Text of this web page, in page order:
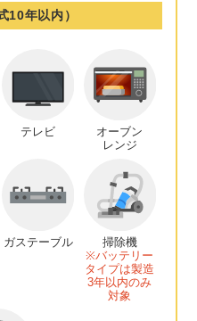
10年以内）
テレビ
オーブン
レンジ
ガステーブル
掃除機
※バッテリー
タイプは製造
3年以内のみ
対象